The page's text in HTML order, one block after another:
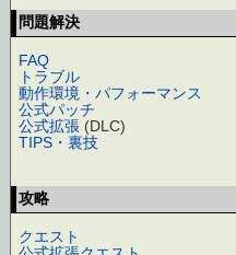
問題解決
FAQ
トラブル
動作環境・パフォーマンス
公式パッチ
公式拡張 (DLC)
TIPS・裏技
攻略
クエスト